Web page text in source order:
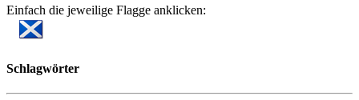
Einfach die jeweilige Flagge anklicken:
Schlagwörter